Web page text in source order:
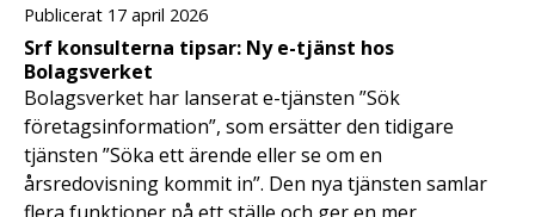
Publicerat 17 april 2026
Srf konsulterna tipsar: Ny e-tjänst hos
Bolagsverket
Bolagsverket har lanserat e-tjänsten ”Sök
företagsinformation”, som ersätter den tidigare
tjänsten ”Söka ett ärende eller se om en
årsredovisning kommit in”. Den nya tjänsten samlar